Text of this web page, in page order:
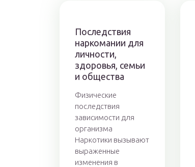
Последствия
наркомании для
личности,
здоровья, семьи
и общества
Физические
последствия
зависимости для
организма
Наркотики вызывают
выраженные
изменения в